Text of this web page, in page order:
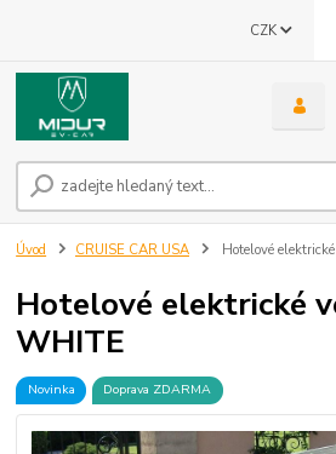
CZK
Úvod CRUISE CAR USA Hotelové
Hotelové elektrické
WHITE
Novinka Doprava ZDARMA